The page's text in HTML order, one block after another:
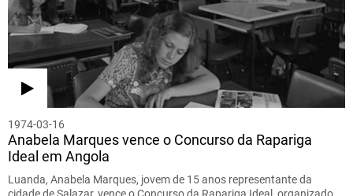
1974-03-16
Anabela Marques vence o Concurso da Rapariga
Ideal em Angola
Luanda, Anabela Marques, jovem de 15 anos representante da